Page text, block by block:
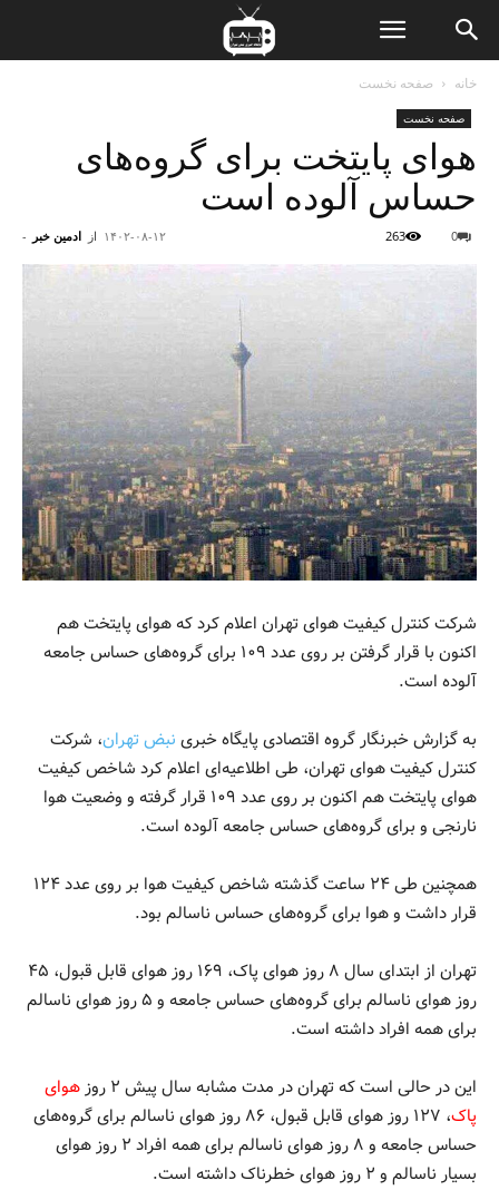
خانه صفحه نخست
صفحه نخست
هوای پایتخت برای گروه‌های
حساس آلوده است
از ادمین خبر - ۱۴۰۲-۰۸-۱۲ 0
263
شرکت کنترل کیفیت هوای تهران اعلام‌ کرد که هوای پایتخت هم‌
اکنون با قرار گرفتن بر روی عدد ۱۰۹ برای گروه‌های حساس جامعه
آلوده است.
به گزارش خبرنگار گروه اقتصادی پایگاه خبری نبض تهران، شرکت
کنترل کیفیت هوای تهران، طی اطلاعیه‌ای اعلام کرد شاخص کیفیت
هوای پایتخت هم‌ اکنون بر روی عدد ۱۰۹ قرار گرفته و وضعیت هوا
نارنجی و برای گروه‌های حساس جامعه آلوده است.
همچنین طی ۲۴ ساعت گذشته شاخص کیفیت هوا بر روی عدد ۱۲۴
قرار داشت و هوا برای گروه‌های حساس ناسالم بود.
تهران از ابتدای سال ۸ روز هوای پاک، ۱۶۹ روز هوای قابل قبول، ۴۵
روز هوای ناسالم برای گروه‌های حساس جامعه و ۵ روز هوای ناسالم
برای همه افراد داشته است.
این در حالی است که تهران در مدت مشابه سال پیش ۲ روز
هوای
پاک
، ۱۲۷ روز هوای قابل قبول، ۸۶ روز هوای ناسالم برای گروه‌های
حساس جامعه و ۸ روز هوای ناسالم برای همه افراد ۲ روز هوای
بسیار ناسالم و ۲ روز هوای خطرناک داشته است.